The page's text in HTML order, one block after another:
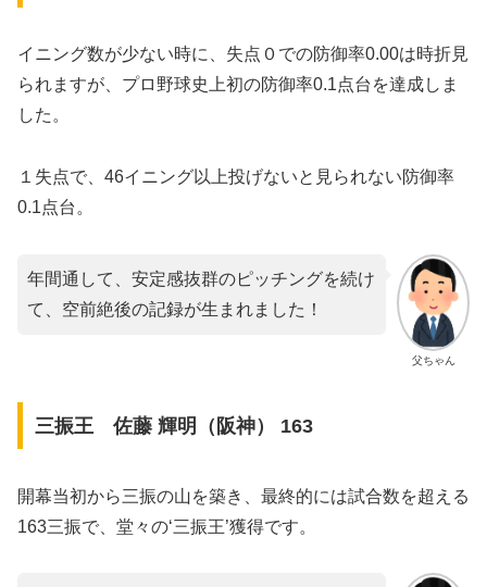
イニング数が少ない時に、失点０での防御率0.00は時折見
られますが、プロ野球史上初の防御率0.1点台を達成しま
した。
１失点で、46イニング以上投げないと見られない防御率
0.1点台。
父ちゃん
年間通して、安定感抜群のピッチングを続け
て、空前絶後の記録が生まれました！
三振王 佐藤 輝明（阪神） 163
開幕当初から三振の山を築き、最終的には試合数を超える
163三振で、堂々の‘三振王’獲得です。